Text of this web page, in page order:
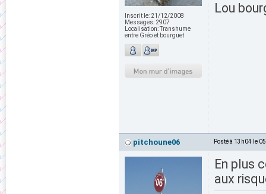
Inscrit le: 21/12/2008
Messages: 2907
Localisation:Transhume
entre Gréo et bourguet
Lou
pitchoune06 Posté à 13h04 le
En plus
aux